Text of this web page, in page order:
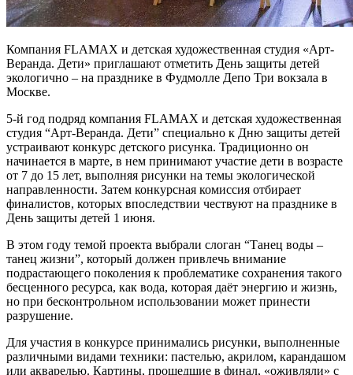
Компания FLAMAX и детская художественная студия «Арт-
Веранда. Дети» приглашают отметить День защиты детей
экологично – на празднике в Фудмолле Депо Три вокзала в
Москве.
5-й год подряд компания FLAMAX и детская художественная
студия “Арт-Веранда. Дети” специально к Дню защиты детей
устраивают конкурс детского рисунка. Традиционно он
начинается в марте, в нем принимают участие дети в возрасте
от 7 до 15 лет, выполняя рисунки на темы экологической
направленности. Затем конкурсная комиссия отбирает
финалистов, которых впоследствии чествуют на празднике в
День защиты детей 1 июня.
В этом году темой проекта выбрали слоган “Танец воды –
танец жизни”, который должен привлечь внимание
подрастающего поколения к проблематике сохранения такого
бесценного ресурса, как вода, которая даёт энергию и жизнь,
но при бесконтрольном использовании может принести
разрушение.
Для участия в конкурсе принимались рисунки, выполненные
различными видами техники: пастелью, акрилом, карандашом
или акварелью. Картины, прошедшие в финал, «оживляли» с